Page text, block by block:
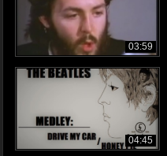
03:59
04:45